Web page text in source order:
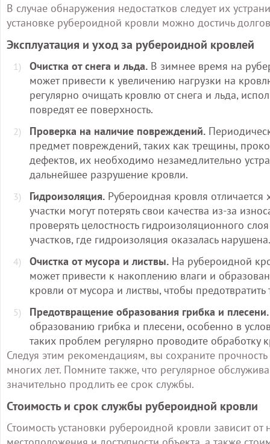
В случае обнаружения недостатков следует их
установке рубероидной кровли можно достичь
Эксплуатация и уход за рубероидной кровлей
Очистка от снега и льда. В зимнее время на
может привести к увеличению нагрузки на
регулярно очищать кровлю от снега и льда,
повредят ее поверхность.
Проверка на наличие повреждений.
предмет повреждений, таких как трещины,
дефектов, их необходимо незамедлительно
дальнейшее разрушение кровли.
Гидроизоляция. Рубероидная кровля
участки могут потерять свои качества из-за
проверять целостность гидроизоляционного
участков, где гидроизоляция оказалась нарушена.
Очистка от мусора и листвы. На рубероидной
может привести к накоплению влаги и
кровли от мусора и листвы, чтобы
Предотвращение образования грибка и плесени.
образованию грибка и плесени, особенно в
таких проблем регулярно проводите обработку
Следуя этим рекомендациям, вы сохраните
многих лет. Помните также, что регулярное
значительно продлить ее срок службы.
Стоимость и срок службы рубероидной кровли
Стоимость установки рубероидной кровли зависит